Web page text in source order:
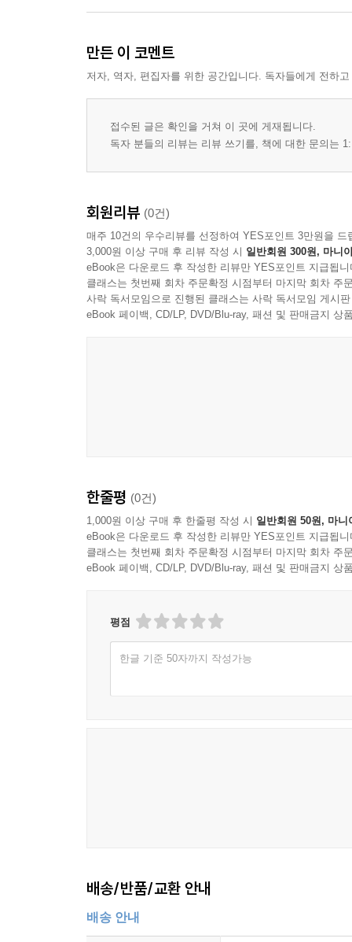
만든 이 코멘트
저자, 역자, 편집자를 위한 공간입니다. 독자들에게 전하
접수된 글은 확인을 거쳐 이 곳에 게재됩니다.
독자 분들의 리뷰는 리뷰 쓰기를, 책에 대한 문의는
회원리뷰 (0건)
매주 10건의 우수리뷰를 선정하여 YES포인트 3만원을 드
3,000원 이상 구매 후 리뷰 작성 시 일반회원 300원, 마니
eBook은 다운로드 후 작성한 리뷰만 YES포인트 지급됩니
클래스는 첫번째 회차 주문확정 시점부터 마지막 회차 주
사락 독서모임으로 진행된 클래스는 사락 독서모임 게시
eBook 페이백, CD/LP, DVD/Blu-ray, 패션 및 판매금지 상
한줄평 (0건)
1,000원 이상 구매 후 한줄평 작성 시 일반회원 50원, 마니
eBook은 다운로드 후 작성한 리뷰만 YES포인트 지급됩니
클래스는 첫번째 회차 주문확정 시점부터 마지막 회차 주
eBook 페이백, CD/LP, DVD/Blu-ray, 패션 및 판매금지 상
평점
한글 기준 50자까지 작성가능
배송/반품/교환 안내
배송 안내